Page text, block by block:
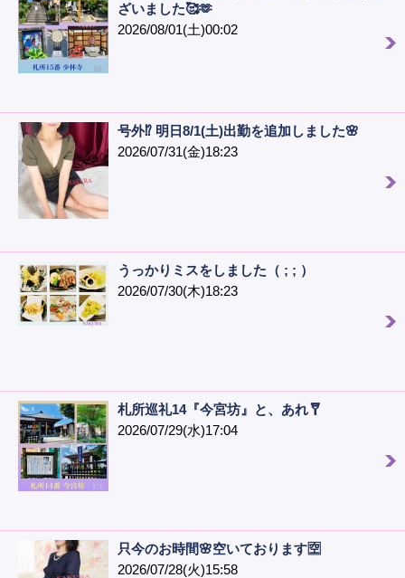
ざいました🥰🫶
2026/08/01(土)00:02
号外⁉️ 明日8/1(土)出勤を追加しました🌸
2026/07/31(金)18:23
うっかりミスをしました（ ; ; ）
2026/07/30(木)18:23
札所巡礼14『今宮坊』と、あれ🩼
2026/07/29(水)17:04
只今のお時間🌸空いております🈳
2026/07/28(火)15:58